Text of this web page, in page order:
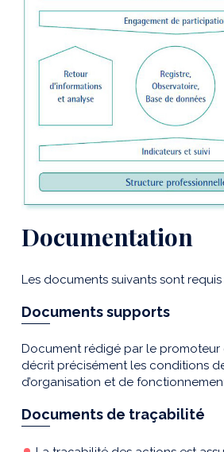
Documentation
Les documents suivants sont requis
Documents supports
Document rédigé par le promoteur
décrit précisément les conditions
d’organisation et de
Documents de traçabilité